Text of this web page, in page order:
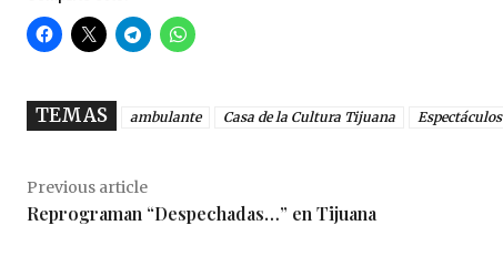
TEMAS ambulante Casa de la Cultura Tijuana Espectáculos
Previous article
Reprograman “Despechadas…” en Tijuana